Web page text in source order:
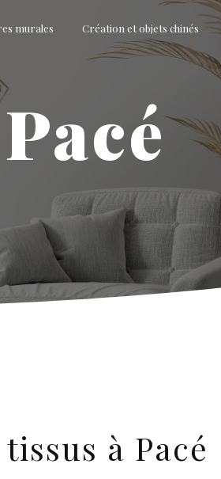
murales Création et objets chinés
tissus à Pacé